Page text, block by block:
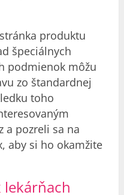
produktu
špeciálnych
podmienok môžu
zo štandardnej
toho
a pozreli sa na
aby si ho okamžite
lekárňach